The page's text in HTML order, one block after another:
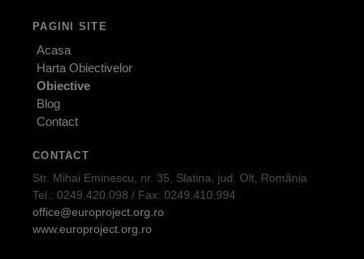
PAGINI SITE
Acasa
Harta Obiectivelor
Obiective
Blog
Contact
CONTACT
Str. Mihai Eminescu, nr. 35, Slatina, jud. Olt, România
Tel.: 0249.420.098 / Fax: 0249.410.994
office@europroject.org.ro
www.europroject.org.ro